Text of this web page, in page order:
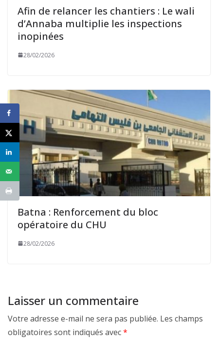
Afin de relancer les chantiers : Le wali
d’Annaba multiplie les inspections
inopinées
28/02/2026
Batna : Renforcement du bloc
opératoire du CHU
28/02/2026
Laisser un commentaire
Votre adresse e-mail ne sera pas publiée. Les champs
obligatoires sont indiqués avec*